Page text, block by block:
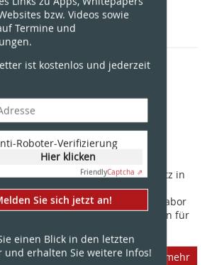
bzw. Videos sowie
Termine und
ist kostenlos und jederzeit
Roboter-Verifizierung
Hier klicken
FriendlyCaptcha ⇗
Sie sich jetzt an!
einen Blick in den letzten
und erhalten Sie weitere Infos!
Artikel:
in Kultureinrichtungen
zur
ist vorbeugender Brandschutz in
Galerien, Bibliotheken und
ein zentrales Anliegen der Labor
Gruppe (LST), dem Spezialisten für
mehr